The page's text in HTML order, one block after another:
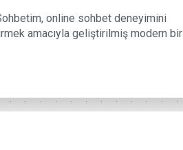
online sohbet deneyimini
amacıyla geliştirilmiş modern bir